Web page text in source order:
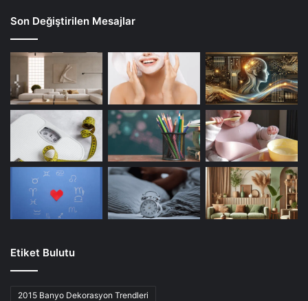
Son Değiştirilen Mesajlar
Etiket Bulutu
2015 Banyo Dekorasyon Trendleri